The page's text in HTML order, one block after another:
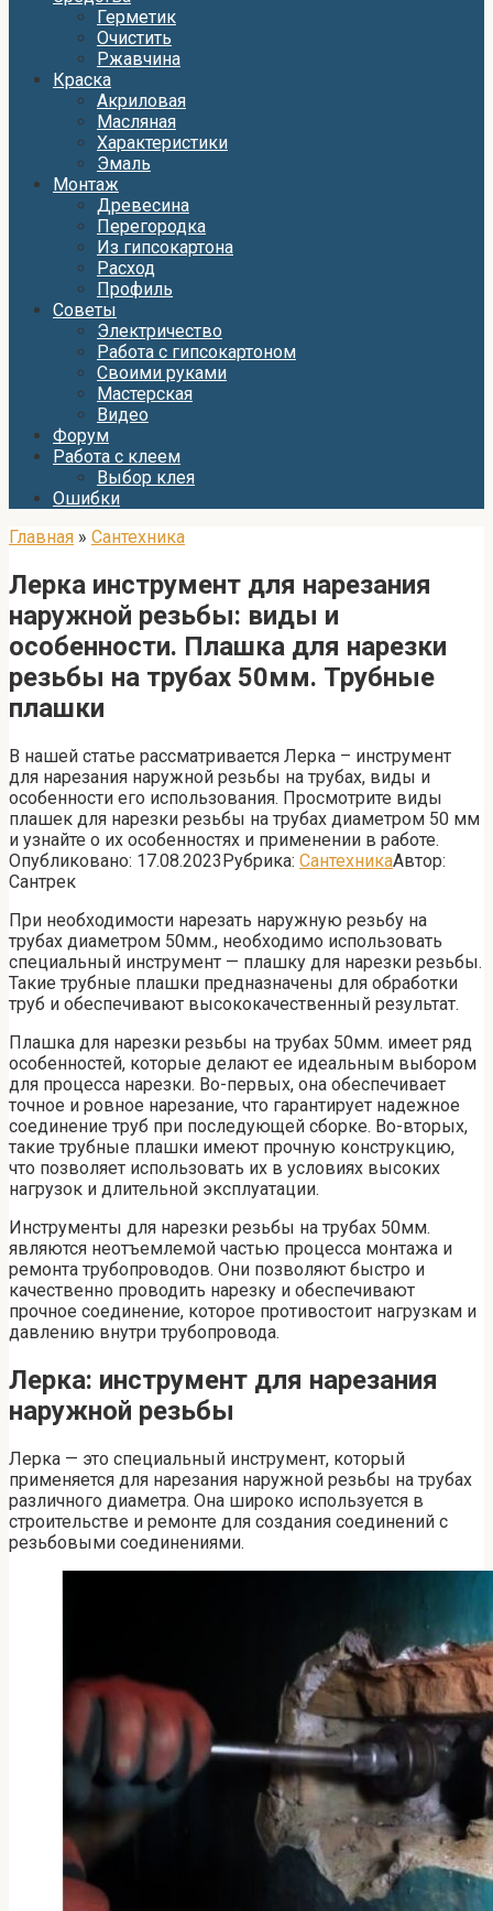
Герметик
Очистить
Ржавчина
Краска
Акриловая
Масляная
Характеристики
Эмаль
Монтаж
Древесина
Перегородка
Из гипсокартона
Расход
Профиль
Советы
Электричество
Работа с гипсокартоном
Своими руками
Мастерская
Видео
Форум
Работа с клеем
Выбор клея
Ошибки
Главная » Сантехника
Лерка инструмент для нарезания
наружной резьбы: виды и
особенности. Плашка для нарезки
резьбы на трубах 50мм. Трубные
плашки
В нашей статье рассматривается Лерка – инструмент
для нарезания наружной резьбы на трубах, виды и
особенности его использования. Просмотрите виды
плашек для нарезки резьбы на трубах диаметром 50 мм
и узнайте о их особенностях и применении в работе.
Опубликовано: 17.08.2023Рубрика: СантехникаАвтор:
Сантрек
При необходимости нарезать наружную резьбу на
трубах диаметром 50мм., необходимо использовать
специальный инструмент — плашку для нарезки резьбы.
Такие трубные плашки предназначены для обработки
труб и обеспечивают высококачественный результат.
Плашка для нарезки резьбы на трубах 50мм. имеет ряд
особенностей, которые делают ее идеальным выбором
для процесса нарезки. Во-первых, она обеспечивает
точное и ровное нарезание, что гарантирует надежное
соединение труб при последующей сборке. Во-вторых,
такие трубные плашки имеют прочную конструкцию,
что позволяет использовать их в условиях высоких
нагрузок и длительной эксплуатации.
Инструменты для нарезки резьбы на трубах 50мм.
являются неотъемлемой частью процесса монтажа и
ремонта трубопроводов. Они позволяют быстро и
качественно проводить нарезку и обеспечивают
прочное соединение, которое противостоит нагрузкам и
давлению внутри трубопровода.
Лерка: инструмент для нарезания
наружной резьбы
Лерка — это специальный инструмент, который
применяется для нарезания наружной резьбы на трубах
различного диаметра. Она широко используется в
строительстве и ремонте для создания соединений с
резьбовыми соединениями.